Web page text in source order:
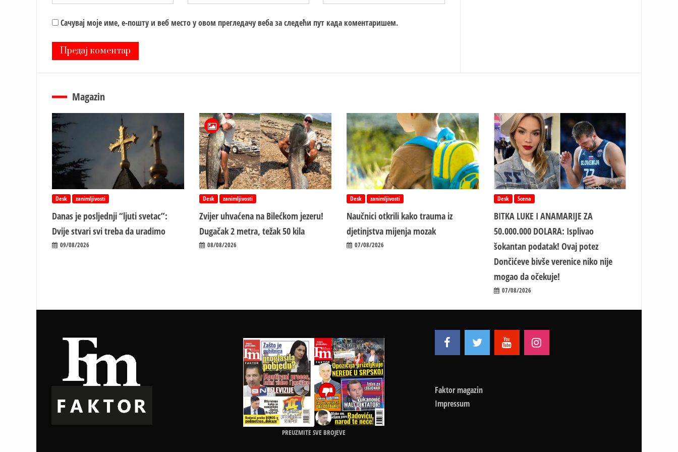
Сачувај моје име, е-пошту и веб место у овом прегледачу веба за следећи пут када коментаришем.
Magazin
Desk zanimljivosti
Danas je posljednji “ljuti svetac”:
Dvije stvari svi treba da uradimo
09/08/2026
Desk zanimljivosti
Zvijer uhvaćena na Bilećkom jezeru!
Dugačak 2 metra, težak 50 kila
08/08/2026
Desk zanimljivosti
Naučnici otkrili kako trauma iz
d‌jetinjstva mijenja mozak
07/08/2026
Desk Scena
BITKA LUKE I ANAMARIJE ZA
50.000.000 DOLARA: Isplivao
šokantan podatak! Ovaj potez
Dončićeve bivše verenice niko nije
mogao da očekuje!
07/08/2026
PREUZMITE SVE BROJEVE
Faktor magazin
Impressum